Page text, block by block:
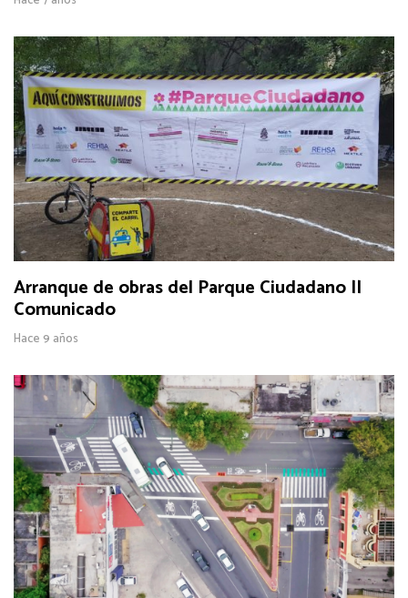
Arranque de obras del Parque Ciudadano ||
Comunicado
Hace 9 años